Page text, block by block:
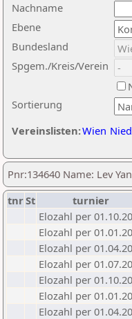
Nachname
Ebene
Sortierung
Bundesland
Spgem./Kreis/Verein
Vereinslisten:Wien
Pnr:134640 Name: Lev
tnrSt turnier
Elozahl per
Elozahl per
Elozahl per
Elozahl per
Elozahl per
Elozahl per
Elozahl per